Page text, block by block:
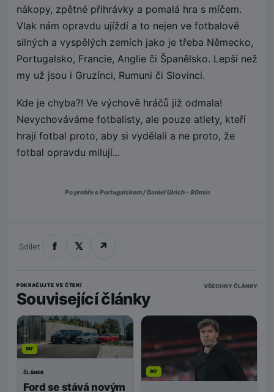
nákopy, zpětné přihrávky a pomalá hra s míčem.
Vlak nám opravdu ujíždí a to nejen ve fotbalově
silných a vyspělých zemích jako je třeba Německo,
Portugalsko, Francie, Anglie či Španělsko. Lepší než
my už jsou i Gruzínci, Rumuni či Slovinci.
Kde je chyba?! Ve výchově hráčů již odmala!
Nevychováváme fotbalisty, ale pouze atlety, kteří
hrají fotbal proto, aby si vydělali a ne proto, že
fotbal opravdu milují...
Po prohře s Portugalskem / Daniel Ulrich - 90min
Sdílet f 𝕏 ↗
POKRAČUJTE VE ČTENÍ
Související články
VŠECHNY ČLÁNKY
90'
ČLÁNEK
Ford se stává novým
90'